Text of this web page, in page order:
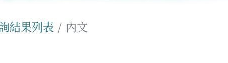
結果列表 內文